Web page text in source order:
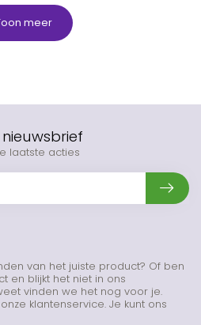
meer
van het juiste product? Of ben
en blijkt het niet in ons
vinden we het nog voor je.
klantenservice. Je kunt ons
laatste acties